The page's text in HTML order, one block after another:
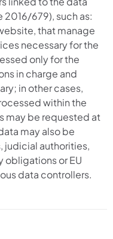
679), such as:
that manage
necessary for the
only for the
in charge and
in other cases,
within the
may be requested at
may also be
authorities,
obligations or EU
data controllers.